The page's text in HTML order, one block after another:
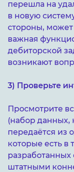
перешла на
в новую
стороны, может
важная
дебиторской
возникают
3) Проверьте
Просмотрите
(набор данных,
передаётся из
которые есть в
разработанных
штатными